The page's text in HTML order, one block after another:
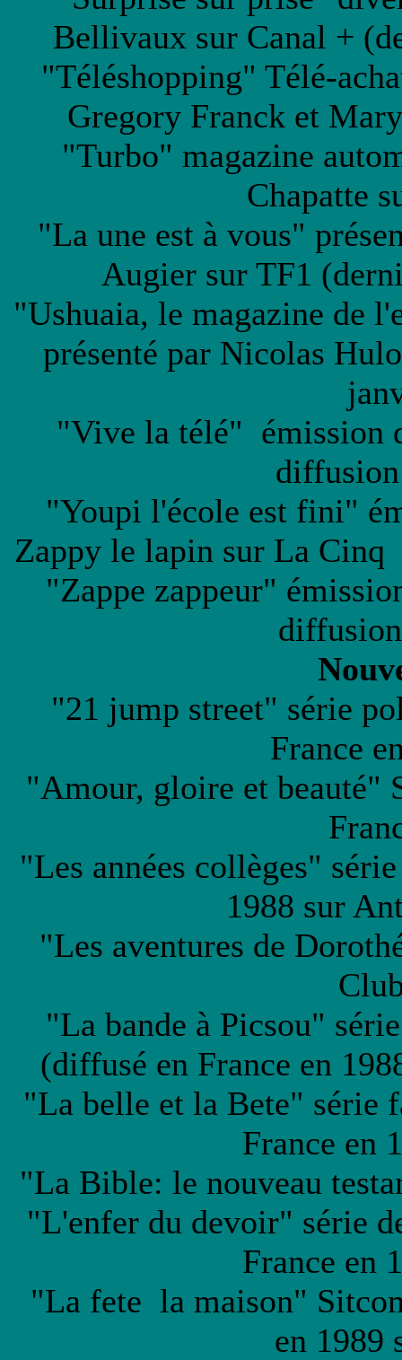
Bellivaux sur Canal +
"Téléshopping" Télé-
Gregory Franck et
"Turbo" magazine
Chapatte
"La une est à vous"
Augier sur TF1
"Ushuaia, le magazine de
présenté par Nicolas
"Vive la télé" émission
"Youpi l'école est fini"
Zappy le lapin sur La
"Zappe zappeur"
"21 jump street" série
France
"Amour, gloire et beauté"
"Les années collèges"
1988 sur
"Les aventures de
"La bande à Picsou"
(diffusé en France en
"La belle et la Bete" série
France en
"La Bible: le nouveau
"L'enfer du devoir" série
France en
"La fete la maison"
en 1989